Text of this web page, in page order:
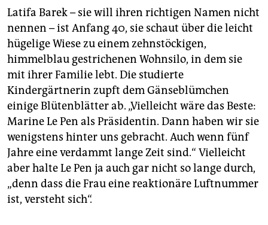
Latifa Barek – sie will ihren richtigen Namen nicht
nennen – ist Anfang 40, sie schaut über die leicht
hügelige Wiese zu einem zehnstöckigen,
himmelblau gestrichenen Wohnsilo, in dem sie
mit ihrer Familie lebt. Die studierte
Kindergärtnerin zupft dem Gänseblümchen
einige Blütenblätter ab. „Vielleicht wäre das Beste:
Marine Le Pen als ­Präsidentin. Dann haben wir sie
wenigstens hinter uns gebracht. Auch wenn fünf
Jahre eine verdammt lange Zeit sind.“ Vielleicht
aber halte Le Pen ja auch gar nicht so lange durch,
„denn dass die Frau eine re­aktionäre Luftnummer
ist, versteht sich“.